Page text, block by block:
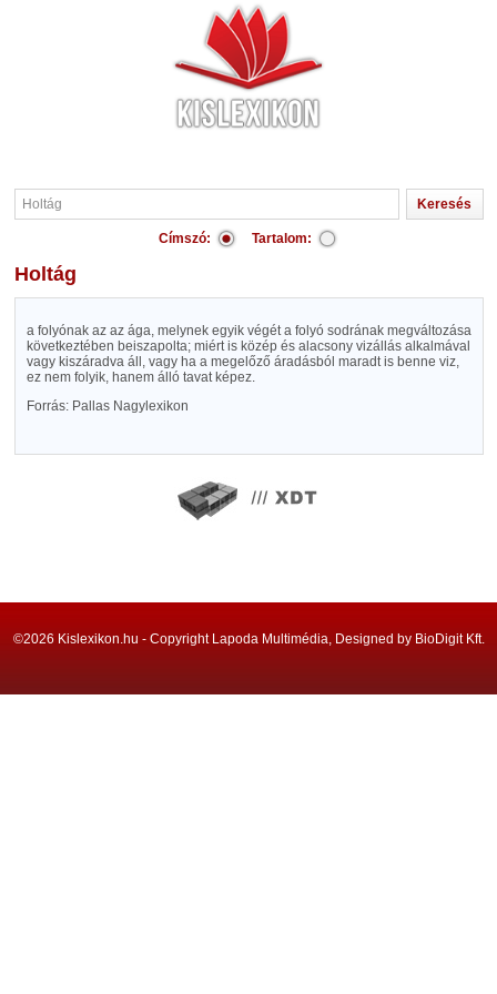
Címszó: Tartalom:
Holtág
a folyónak az az ága, melynek egyik végét a folyó sodrának megváltozása
következtében beiszapolta; miért is közép és alacsony vizállás alkalmával
vagy kiszáradva áll, vagy ha a megelőző áradásból maradt is benne viz,
ez nem folyik, hanem álló tavat képez.
Forrás: Pallas Nagylexikon
©2026 Kislexikon.hu - Copyright Lapoda Multimédia, Designed by BioDigit Kft.